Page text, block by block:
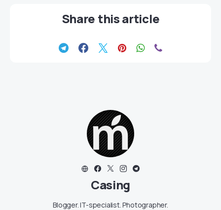
Share this article
Casing
Blogger. IT-specialist. Photographer.